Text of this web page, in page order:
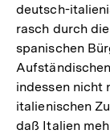
deutsch-
rasch durch
spanischen
indessen nicht
italienischen
daß Italien